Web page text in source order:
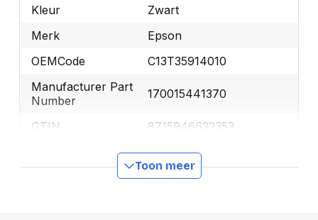
Kleur
Zwart
Merk
Epson
OEMCode
C13T35914010
Manufacturer Part
Number
170015441370
GTIN 8715946632353
Productformaat Toon meer